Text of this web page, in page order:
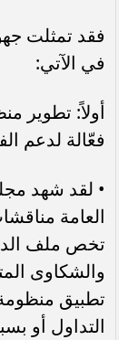
فقد تمثلت
في الآتي:
أولاً: تطوير
فعّالة لدعم
• لقد شهد
العامة
تخص ملف
والشكاوى
تطبيق
التداول أو